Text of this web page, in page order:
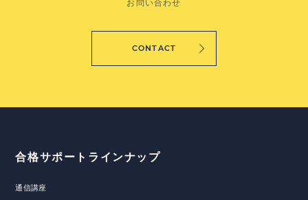
お問い合わせ
CONTACT
合格サポートラインナップ
通信講座